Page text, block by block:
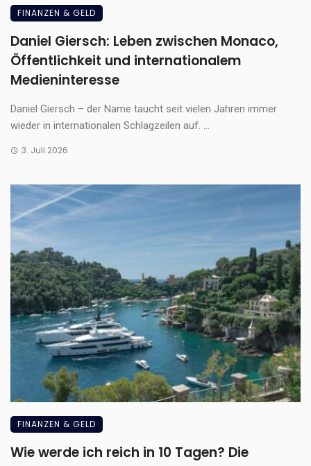
FINANZEN & GELD
Daniel Giersch: Leben zwischen Monaco,
Öffentlichkeit und internationalem
Medieninteresse
Daniel Giersch – der Name taucht seit vielen Jahren immer
wieder in internationalen Schlagzeilen auf. ...
3. Juli 2026
FINANZEN & GELD
Wie werde ich reich in 10 Tagen? Die